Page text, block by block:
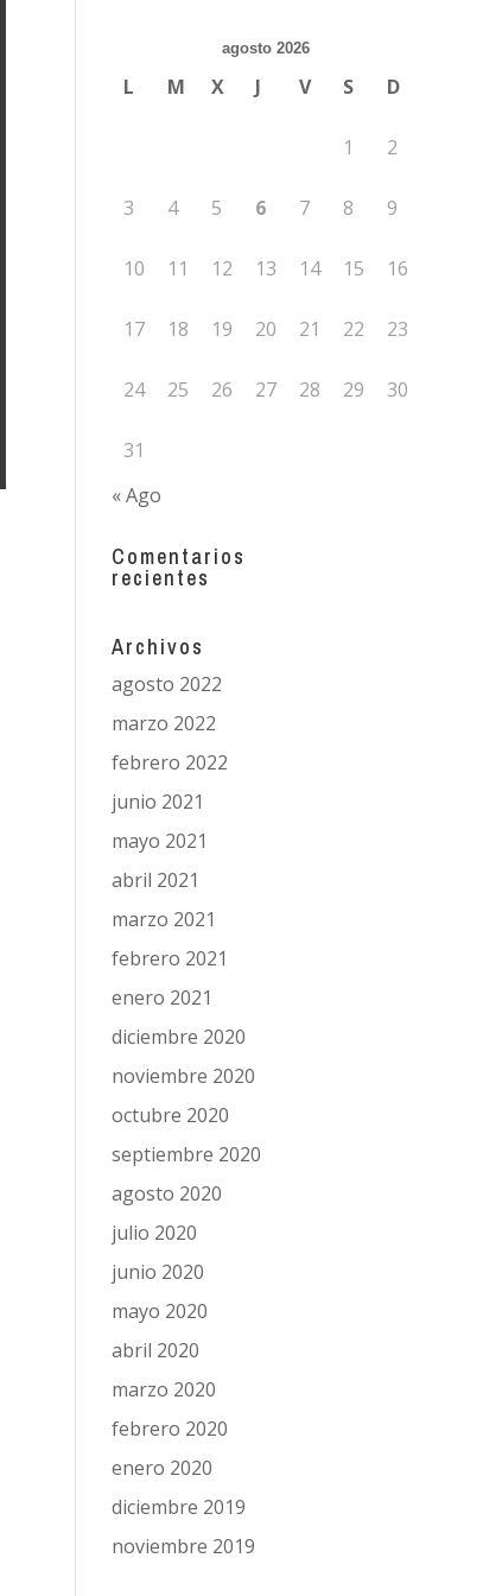
agosto 2026
L M X J V S D
1 2
3 4 5 6 7 8 9
10 11 12 13 14 15 16
17 18 19 20 21 22 23
24 25 26 27 28 29 30
31
« Ago
Comentarios
recientes
Archivos
agosto 2022
marzo 2022
febrero 2022
junio 2021
mayo 2021
abril 2021
marzo 2021
febrero 2021
enero 2021
diciembre 2020
noviembre 2020
octubre 2020
septiembre 2020
agosto 2020
julio 2020
junio 2020
mayo 2020
abril 2020
marzo 2020
febrero 2020
enero 2020
diciembre 2019
noviembre 2019